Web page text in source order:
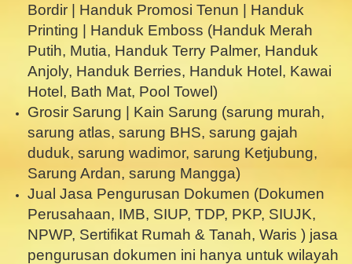
Bordir | Handuk Promosi Tenun | Handuk
Printing | Handuk Emboss (Handuk Merah
Putih, Mutia, Handuk Terry Palmer, Handuk
Anjoly, Handuk Berries, Handuk Hotel, Kawai
Hotel, Bath Mat, Pool Towel)
Grosir Sarung | Kain Sarung (sarung murah,
sarung atlas, sarung BHS, sarung gajah
duduk, sarung wadimor, sarung Ketjubung,
Sarung Ardan, sarung Mangga)
Jual Jasa Pengurusan Dokumen (Dokumen
Perusahaan, IMB, SIUP, TDP, PKP, SIUJK,
NPWP, Sertifikat Rumah & Tanah, Waris ) jasa
pengurusan dokumen ini hanya untuk wilayah